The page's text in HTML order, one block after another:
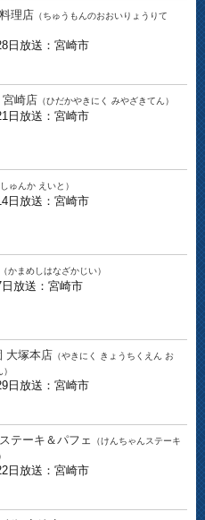
理店 （ちゅうもんのおおいりょうりて
日放送：宮崎市
崎店 （ひだかやきにく みやざきてん）
日放送：宮崎市
しゅんか えいと）
日放送：宮崎市
（かまめしはなざかじい）
放送：宮崎市
大塚本店 （やきにく きょうちくえん お
日放送：宮崎市
テーキ＆パフェ
（けんちゃんステーキ
日放送：宮崎市